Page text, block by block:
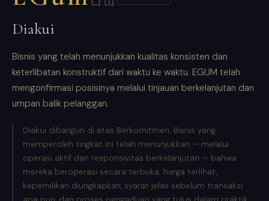
Diakui
Bisnis yang telah menunjukkan kualitas konsisten dan
keterlibatan konstruktif dari waktu ke waktu. EGUM telah
mengonfirmasi posisinya melalui tinjauan berkelanjutan dan
umpan balik pelanggan.
Diakui dibangun di atas Berkomitmen. Bisnis yang
memperoleh tingkat ini telah menunjukkan — melalui
operasi aktif dan responsivitas berkelanjutan — bahwa
mereka beroperasi secara terbuka: harga terlihat,
kepemilikan diungkapkan, syarat jelas sebelum transaksi